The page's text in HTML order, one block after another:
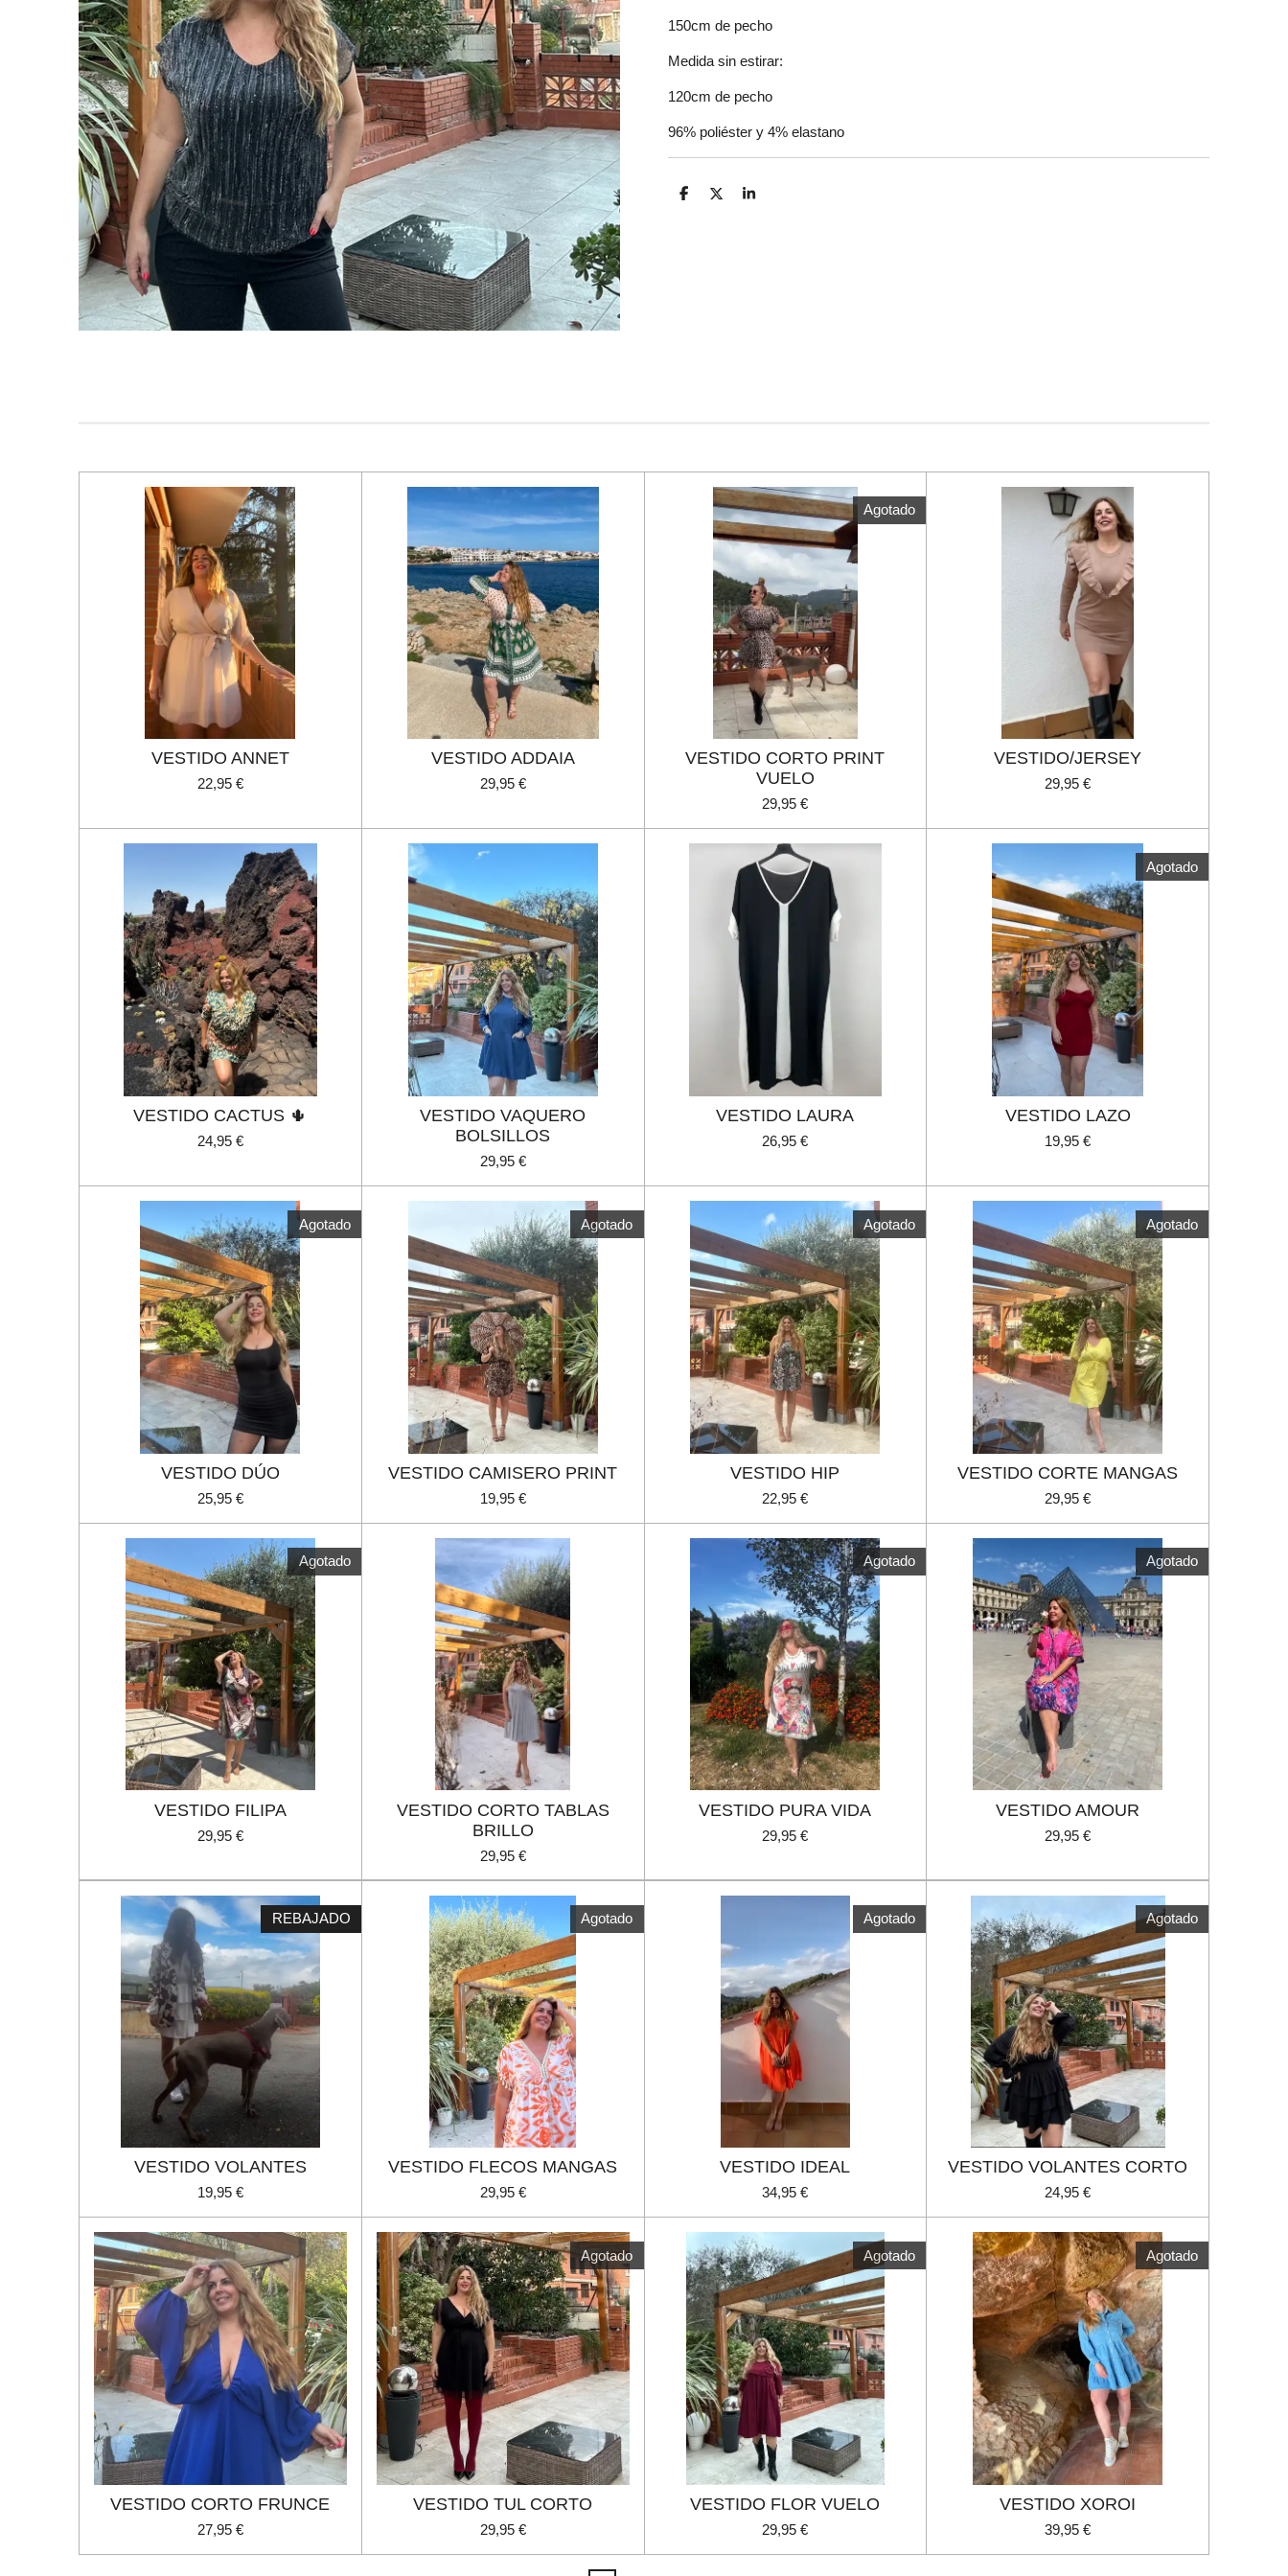
150cm de pecho
Medida sin estirar:
120cm de pecho
96% poliéster y 4% elastano
C
C
C
VESTIDO ANNET
22,95 €
VESTIDO ADDAIA
29,95 €
Agotado
VESTIDO CORTO PRINT
VUELO
29,95 €
VESTIDO/JERSEY
29,95 €
VESTIDO CACTUS 🌵
24,95 €
VESTIDO VAQUERO
BOLSILLOS
29,95 €
VESTIDO LAURA
26,95 €
Agotado
VESTIDO LAZO
19,95 €
Agotado
VESTIDO DÚO
25,95 €
Agotado
VESTIDO CAMISERO PRINT
19,95 €
Agotado
VESTIDO HIP
22,95 €
Agotado
VESTIDO CORTE MANGAS
29,95 €
Agotado
VESTIDO FILIPA
29,95 €
VESTIDO CORTO TABLAS
BRILLO
29,95 €
Agotado
VESTIDO PURA VIDA
29,95 €
Agotado
VESTIDO AMOUR
29,95 €
REBAJADO
VESTIDO VOLANTES
19,95 €
Agotado
VESTIDO FLECOS MANGAS
29,95 €
Agotado
VESTIDO IDEAL
34,95 €
Agotado
VESTIDO VOLANTES CORTO
24,95 €
VESTIDO CORTO FRUNCE
27,95 €
Agotado
VESTIDO TUL CORTO
29,95 €
Agotado
VESTIDO FLOR VUELO
29,95 €
Agotado
VESTIDO XOROI
39,95 €